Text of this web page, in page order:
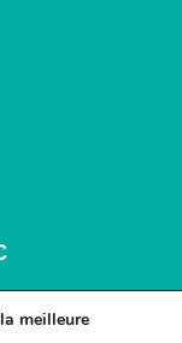
meilleure